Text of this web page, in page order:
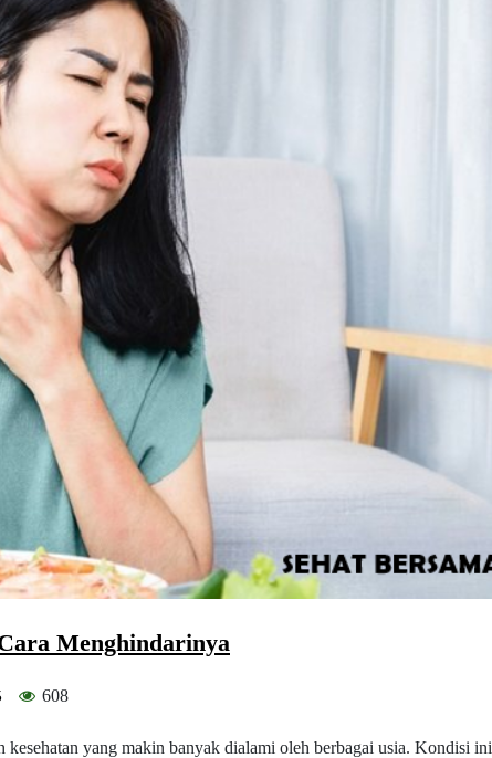
Menghindarinya
608
kesehatan yang makin banyak dialami oleh berbagai usia. Kondisi ini